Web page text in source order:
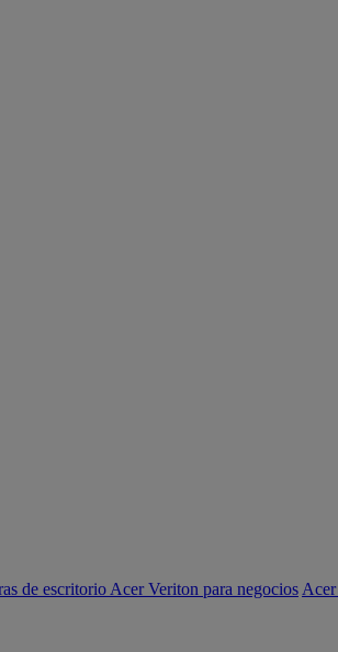
de escritorio Acer Veriton para negocios